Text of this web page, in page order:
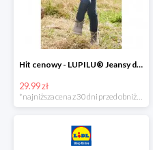
Hit cenowy - LUPILU® Jeansy dziewczęce slim fit
29.99 zł